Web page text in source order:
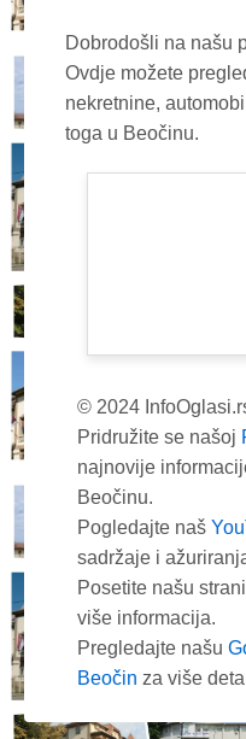
Dobrodošli na našu
Ovdje možete
nekretnine,
toga u Beočinu.
© 2024
Pridružite se našoj
najnovije
Beočinu.
Pogledajte naš
sadržaje i
Posetite našu
više informacija.
Pregledajte našu
Beočin za više